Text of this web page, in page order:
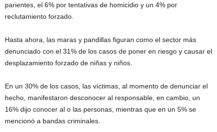
parientes, el 6% por tentativas de homicidio y un 4% por
reclutamiento forzado.
Hasta ahora, las maras y pandillas figuran como el sector más
denunciado con el 31% de los casos de poner en riesgo y causar el
desplazamiento forzado de niñas y niños.
En un 30% de los casos, las víctimas, al momento de denunciar el
hecho, manifestaron desconocer al responsable, en cambio, un
16% dijo conocer al o las personas, mientras que en un 5% se
mencionó a bandas criminales.